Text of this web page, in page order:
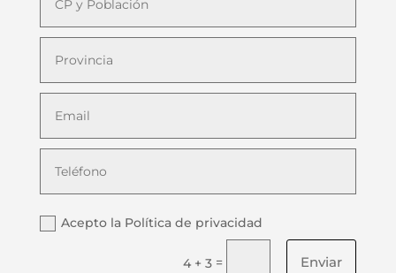
Acepto la Política de privacidad
4 + 3 = Enviar